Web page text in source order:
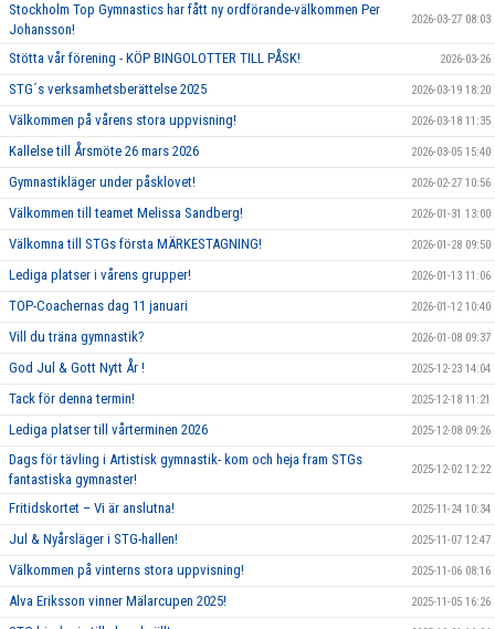
Stockholm Top Gymnastics har fått ny ordförande-välkommen Per
Johansson!
2026-03-27 08:03
Stötta vår förening - KÖP BINGOLOTTER TILL PÅSK! 2026-03-26
STG´s verksamhetsberättelse 2025 2026-03-19 18:20
Välkommen på vårens stora uppvisning! 2026-03-18 11:35
Kallelse till Årsmöte 26 mars 2026 2026-03-05 15:40
Gymnastikläger under påsklovet! 2026-02-27 10:56
Välkommen till teamet Melissa Sandberg! 2026-01-31 13:00
Välkomna till STGs första MÄRKESTAGNING! 2026-01-28 09:50
Lediga platser i vårens grupper! 2026-01-13 11:06
TOP-Coachernas dag 11 januari 2026-01-12 10:40
Vill du träna gymnastik? 2026-01-08 09:37
God Jul & Gott Nytt År ! 2025-12-23 14:04
Tack för denna termin! 2025-12-18 11:21
Lediga platser till vårterminen 2026 2025-12-08 09:26
Dags för tävling i Artistisk gymnastik- kom och heja fram STGs
fantastiska gymnaster!
2025-12-02 12:22
Fritidskortet – Vi är anslutna! 2025-11-24 10:34
Jul & Nyårsläger i STG-hallen! 2025-11-07 12:47
Välkommen på vinterns stora uppvisning! 2025-11-06 08:16
Alva Eriksson vinner Mälarcupen 2025! 2025-11-05 16:26